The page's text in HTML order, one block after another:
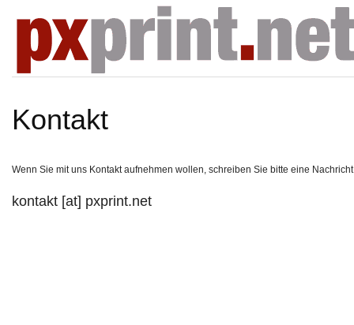
Kontakt
Wenn Sie mit uns Kontakt aufnehmen wollen, schreiben Sie bitte eine
kontakt [at] pxprint.net